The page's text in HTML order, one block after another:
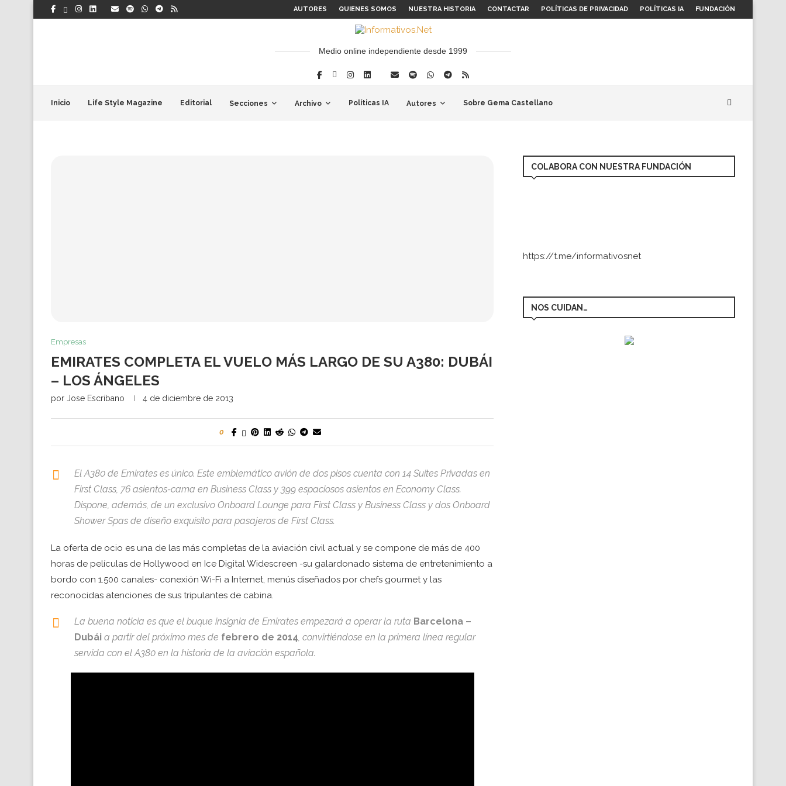
AUTORES QUIENES SOMOS NUESTRA HISTORIA CONTACTAR POLÍTICAS DE PRIVACIDAD POLÍTICAS IA FUNDACIÓN
Medio online independiente desde 1999
Inicio Life Style Magazine Editorial Secciones Archivo Políticas IA Autores Sobre Gema Castellano
Empresas
EMIRATES COMPLETA EL VUELO MÁS LARGO DE SU A380: DUBÁI
– LOS ÁNGELES
por Jose Escribano 4 de diciembre de 2013
0
El A380 de Emirates es único. Este emblemático avión de dos pisos cuenta con 14 Suites Privadas en
First Class, 76 asientos-cama en Business Class y 399 espaciosos asientos en Economy Class.
Dispone, además, de un exclusivo Onboard Lounge para First Class y Business Class y dos Onboard
Shower Spas de diseño exquisito para pasajeros de First Class.
La oferta de ocio es una de las más completas de la aviación civil actual y se compone de más de 400
horas de películas de Hollywood en Ice Digital Widescreen -su galardonado sistema de entretenimiento a
bordo con 1.500 canales- conexión Wi-Fi a Internet, menús diseñados por chefs gourmet y las
reconocidas atenciones de sus tripulantes de cabina.
La buena noticia es que el buque insignia de Emirates empezará a operar la ruta Barcelona –
Dubái a partir del próximo mes de febrero de 2014, convirtiéndose en la primera línea regular
servida con el A380 en la historia de la aviación española.
COLABORA CON NUESTRA FUNDACIÓN
https://t.me/informativosnet
NOS CUIDAN…